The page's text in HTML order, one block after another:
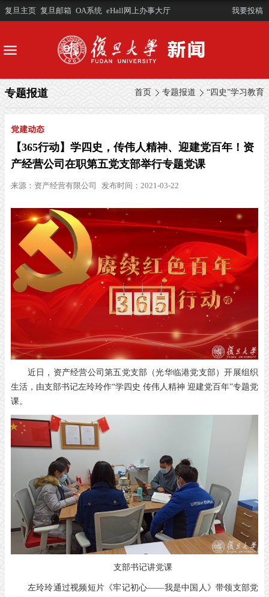
复旦主页 复旦邮箱 OA系统 eHall网上办事大厅 我要投稿
首页 专题报道 “四史”学习教育
专题报道
党建动态
【365行动】学四史，传伟人精神、迎建党百年！资
产经营公司在职第五党支部举行专题党课
来源： 资产经营有限公司 发布时间：2021-03-22
近日，资产经营公司第五党支部（光华临港党支部）开展组织
生活，由支部书记左玲玲作“学四史 传伟人精神 迎建党百年”专题党
课。
支部书记讲党课
左玲玲通过视频短片《牢记初心——我是中国人》带领支部党